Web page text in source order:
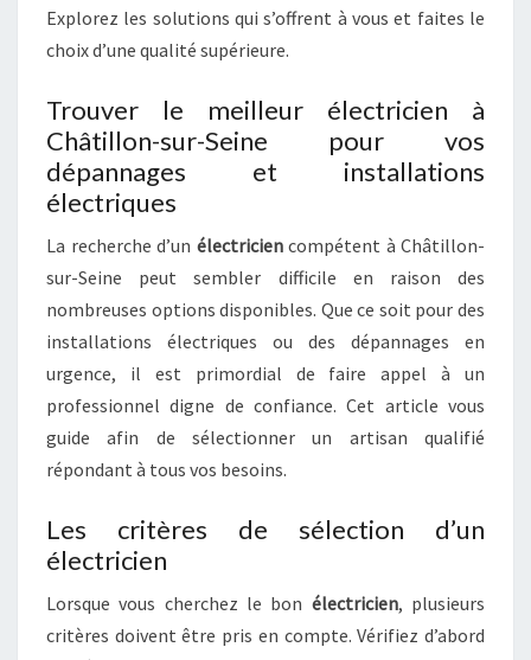
Explorez les solutions qui s’offrent à vous et faites le
choix d’une qualité supérieure.
Trouver le meilleur électricien à
Châtillon-sur-Seine pour vos
dépannages et installations
électriques
La recherche d’un électriciencompétent à Châtillon-
sur-Seine peut sembler difficile en raison des
nombreuses options disponibles. Que ce soit pour des
installations électriques ou des dépannages en
urgence, il est primordial de faire appel à un
professionnel digne de confiance. Cet article vous
guide afin de sélectionner un artisan qualifié
répondant à tous vos besoins.
Les critères de sélection d’un
électricien
Lorsque vous cherchez le bon électricien, plusieurs
critères doivent être pris en compte. Vérifiez d’abord